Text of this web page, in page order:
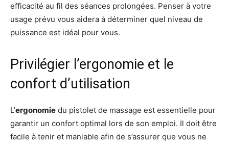
efficacité au fil des séances prolongées. Penser à votre
usage prévu vous aidera à déterminer quel niveau de
puissance est idéal pour vous.
Privilégier l’ergonomie et le
confort d’utilisation
L’ergonomie du pistolet de massage est essentielle pour
garantir un confort optimal lors de son emploi. Il doit être
facile à tenir et maniable afin de s’assurer que vous ne